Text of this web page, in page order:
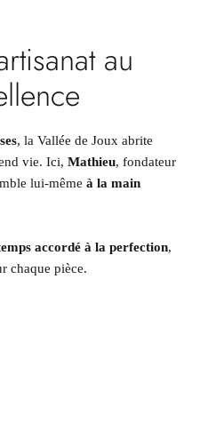
au
, la Vallée de Joux abrite
vie. Ici,Mathieu, fondateur
lui-mêmeà la main
accordé à la perfection,
chaque pièce.